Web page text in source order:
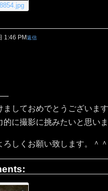
1:46 PM返信
ましておめでとうございます
的に撮影に挑みたいと思いま
ろしくお願い致します。＾＾